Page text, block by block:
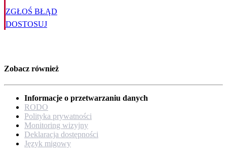
ZGŁOŚ BŁĄD
DOSTOSUJ
Zobacz również
Informacje o przetwarzaniu danych
RODO
Polityka prywatności
Monitoring wizyjny
Deklaracja dostępności
Język migowy